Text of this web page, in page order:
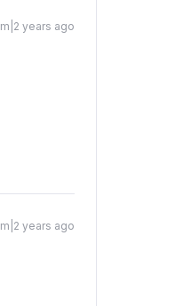
years ago
years ago